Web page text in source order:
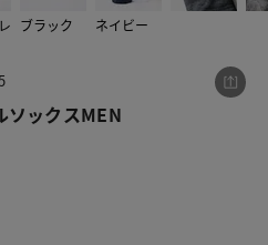
ブラック ネイビー
ックスMEN
パイルソックスMEN